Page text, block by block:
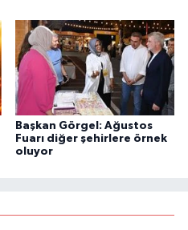
Başkan Görgel: Ağustos
Fuarı diğer şehirlere örnek
oluyor